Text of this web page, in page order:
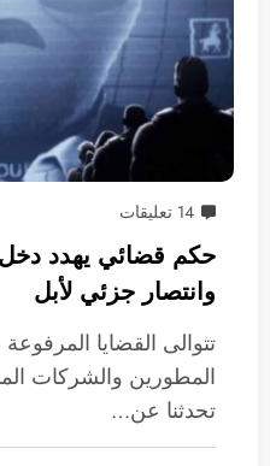
14 تعليقات
حكم قضائي يهدد دخل
وانتصار جزئي لأبل
تتوالى القضايا
المطورين والشركات
تحدثنا عن…